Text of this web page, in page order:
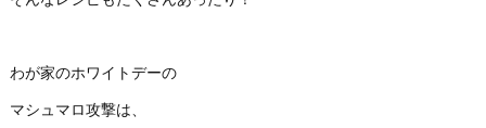
わが家のホワイトデーの
マシュマロ攻撃は、